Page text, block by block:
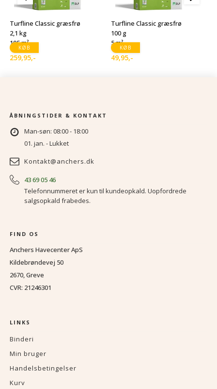
KØB
Turfline Classic græsfrø
2,1 kg
105 m²
259,95,-
KØB
Turfline Classic græsfrø
100 g
5 m²
49,95,-
ÅBNINGSTIDER & KONTAKT
Man-søn: 08:00 - 18:00
01. jan. - Lukket
Kontakt@anchers.dk
43 69 05 46
Telefonnummeret er kun til kundeopkald. Uopfordrede
salgsopkald frabedes.
FIND OS
Anchers Havecenter ApS
Kildebrøndevej 50
2670, Greve
CVR: 21246301
LINKS
Binderi
Min bruger
Handelsbetingelser
Kurv